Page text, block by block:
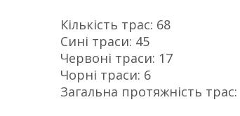
Кількість трас: 68
Сині траси: 45
Червоні траси: 17
Чорні траси: 6
Загальна протяжність